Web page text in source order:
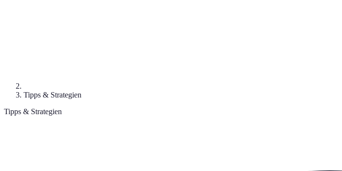
Tipps & Strategien
Tipps & Strategien